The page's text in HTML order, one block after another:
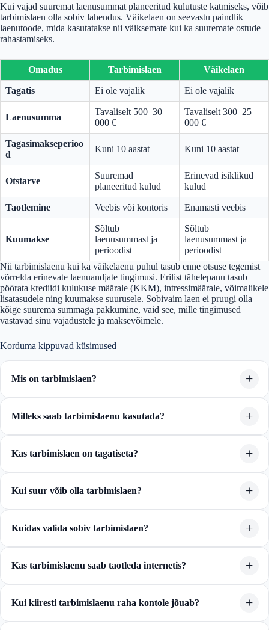
Kui vajad suuremat laenusummat planeeritud kulutuste katmiseks, võib
tarbimislaen olla sobiv lahendus. Väikelaen on seevastu paindlik
laenutoode, mida kasutatakse nii väiksemate kui ka suuremate ostude
rahastamiseks.
Omadus Tarbimislaen Väikelaen
Tagatis Ei ole vajalik Ei ole vajalik
Laenusumma
Tavaliselt 500–30
000 €
Tavaliselt 300–25
000 €
Tagasimakseperioo
d
Kuni 10 aastat Kuni 10 aastat
Otstarve
Suuremad
planeeritud kulud
Erinevad isiklikud
kulud
Taotlemine Veebis või kontoris Enamasti veebis
Kuumakse
Sõltub
laenusummast ja
perioodist
Sõltub
laenusummast ja
perioodist
Nii tarbimislaenu kui ka väikelaenu puhul tasub enne otsuse tegemist
võrrelda erinevate laenuandjate tingimusi. Erilist tähelepanu tasub
pöörata krediidi kulukuse määrale (KKM), intressimäärale, võimalikele
lisatasudele ning kuumakse suurusele. Sobivaim laen ei pruugi olla
kõige suurema summaga pakkumine, vaid see, mille tingimused
vastavad sinu vajadustele ja maksevõimele.
Korduma kippuvad küsimused
Mis on tarbimislaen?
Milleks saab tarbimislaenu kasutada?
Kas tarbimislaen on tagatiseta?
Kui suur võib olla tarbimislaen?
Kuidas valida sobiv tarbimislaen?
Kas tarbimislaenu saab taotleda internetis?
Kui kiiresti tarbimislaenu raha kontole jõuab?